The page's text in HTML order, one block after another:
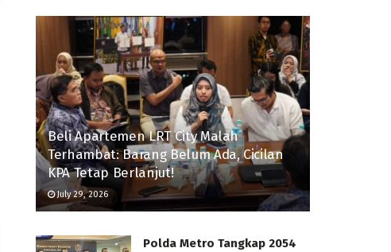
Beli Apartemen LRT City Malah
Terhambat: Barang Belum Ada, Cicilan
KPA Tetap Berlanjut!
July 29, 2026
Polda Metro Tangkap 2054